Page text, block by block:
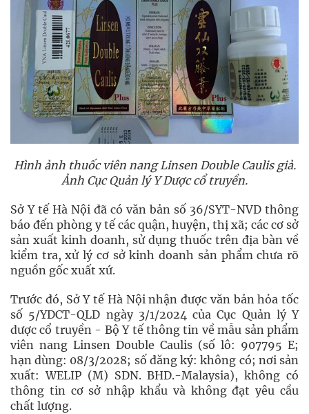
Hình ảnh thuốc viên nang Linsen Double Caulis giả.
Ảnh Cục Quản lý Y Dược cổ truyền.
Sở Y tế Hà Nội đã có văn bản số 36/SYT-NVD thông
báo đến phòng y tế các quận, huyện, thị xã; các cơ sở
sản xuất kinh doanh, sử dụng thuốc trên địa bàn về
kiểm tra, xử lý cơ sở kinh doanh sản phẩm chưa rõ
nguồn gốc xuất xứ.
Trước đó, Sở Y tế Hà Nội nhận được văn bản hỏa tốc
số 5/YDCT-QLD ngày 3/1/2024 của Cục Quản lý Y
dược cổ truyền - Bộ Y tế thông tin về mẫu sản phẩm
viên nang Linsen Double Caulis (số lô: 907795 E;
hạn dùng: 08/3/2028; số đăng ký: không có; nơi sản
xuất: WELIP (M) SDN. BHD.-Malaysia), không có
thông tin cơ sở nhập khẩu và không đạt yêu cầu
chất lượng.